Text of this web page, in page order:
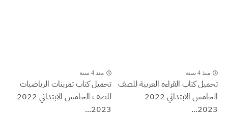
منذ 4 سنة
تحميل كتاب القراءه العربية للصف
الخامس الابتدائي 2022 -
2023...
منذ 4 سنة
تحميل كتاب تمرينات الرياضيات
للصف الخامس الابتدائي 2022 -
2023...